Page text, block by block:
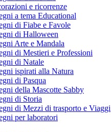
e ricorrenze
a tema Educational
di Fiabe e Favole
di Halloween
Arte e Mandala
di Mestieri e Professioni
di Natale
ispirati alla Natura
di Pasqua
della Mascotte Sabby
di Storia
di Mezzi di trasporto e Viaggi
per laboratori